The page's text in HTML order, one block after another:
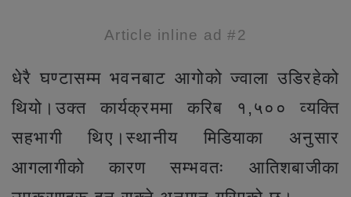
Article inline ad #2
धेरै घण्टासम्म भवनबाट आगोको ज्वाला उडिरहेको
थियो।उक्त कार्यक्रममा करिब १,५०० व्यक्ति
सहभागी थिए।स्थानीय मिडियाका अनुसार
आगलागीको कारण सम्भवतः आतिशबाजीका